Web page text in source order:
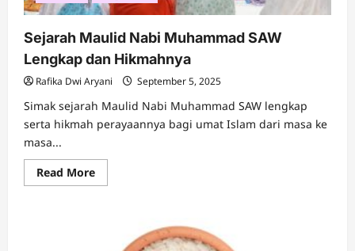
Sejarah Maulid Nabi Muhammad SAW
Lengkap dan Hikmahnya
Rafika Dwi Aryani September 5, 2025
Simak sejarah Maulid Nabi Muhammad SAW lengkap
serta hikmah perayaannya bagi umat Islam dari masa ke
masa...
Read MoreRead
more
Muhammad